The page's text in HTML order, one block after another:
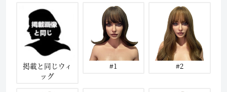
掲載と同じウィ
ッグ
#1 #2